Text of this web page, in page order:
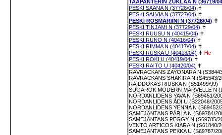
TAAPANTERIN ZUKLAA N (36719/
PESKI SAANA N (37726/04) ✝
PESKI SALVIA N (37727/04) ✝
PESKI ROSMARIINI N (37728/04) ✝
PESKI TINJAMI N (37729/04) ✝
PESKI RUUSU N (40415/04) ✝
PESKI RUNO N (40416/04) ✝
PESKI RIMMA N (40417/04) ✝
PESKI RUSKA U (40418/04) ✝ Hc
PESKI ROKI U (40419/04) ✝
PESKI RAITO U (40420/04) ✝
RÄVRACKANS ZAYONARA N
RÄVRACKANS SHAKIRA N (S45543/
RAIDDOKAS RIUSKA N (S51499/99)
SUGAROK MODERN MARVELLE N
NORDANLIDENS YAVA N (S69451/
NORDANLIDENS ÅDI U (S22048/
NORDANLIDENS YENNA N (S69452/
SAMEJÄNTANS PÄRLA N (S69784/
SAMEJÄNTANS PEGGY N (S69785/
VENTO ARTICOS KIARA N (S61840/
SAMEJÄNTANS PEKKA U (S69787/